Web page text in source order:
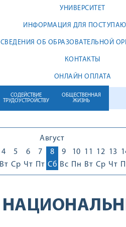
УНИВЕРСИТЕТ
ИНФОРМАЦИЯ ДЛЯ
СВЕДЕНИЯ ОБ ОБРАЗОВАТЕЛЬНОЙ
КОНТАКТЫ
ОНЛАЙН ОПЛАТА
СОДЕЙСТВИЕ
ТРУДОУСТРОЙСТВУ
ОБЩЕСТВЕННАЯ
ЖИЗНЬ
Август
4
Вт
5
Ср
6
Чт
7
Пт
8
Сб
9
Вс
10
Пн
11
Вт
12
Ср
13
Чт